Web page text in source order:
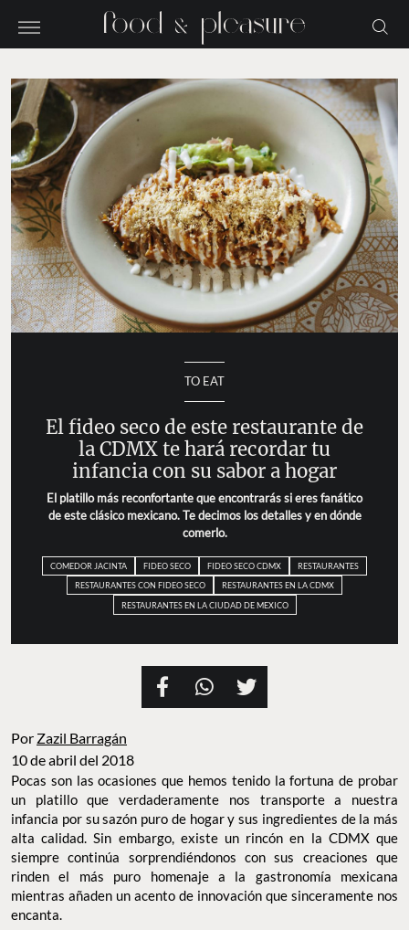
TO EAT
El fideo seco de este restaurante de
la CDMX te hará recordar tu
infancia con su sabor a hogar
El platillo más reconfortante que encontrarás si eres fanático
de este clásico mexicano. Te decimos los detalles y en dónde
comerlo.
COMEDOR JACINTA FIDEO SECO FIDEO SECO CDMX
RESTAURANTES
RESTAURANTES CON FIDEO SECO
RESTAURANTES EN LA CDMX
RESTAURANTES EN LA CIUDAD DE MEXICO
Por Zazil Barragán
10 de abril del 2018
Pocas son las ocasiones que hemos tenido la fortuna de probar
un platillo que verdaderamente nos transporte a nuestra
infancia por su sazón puro de hogar y sus ingredientes de la más
alta calidad. Sin embargo, existe un rincón en la CDMX que
siempre continúa sorprendiéndonos con sus creaciones que
rinden el más puro homenaje a la gastronomía mexicana
mientras añaden un acento de innovación que sinceramente nos
encanta.